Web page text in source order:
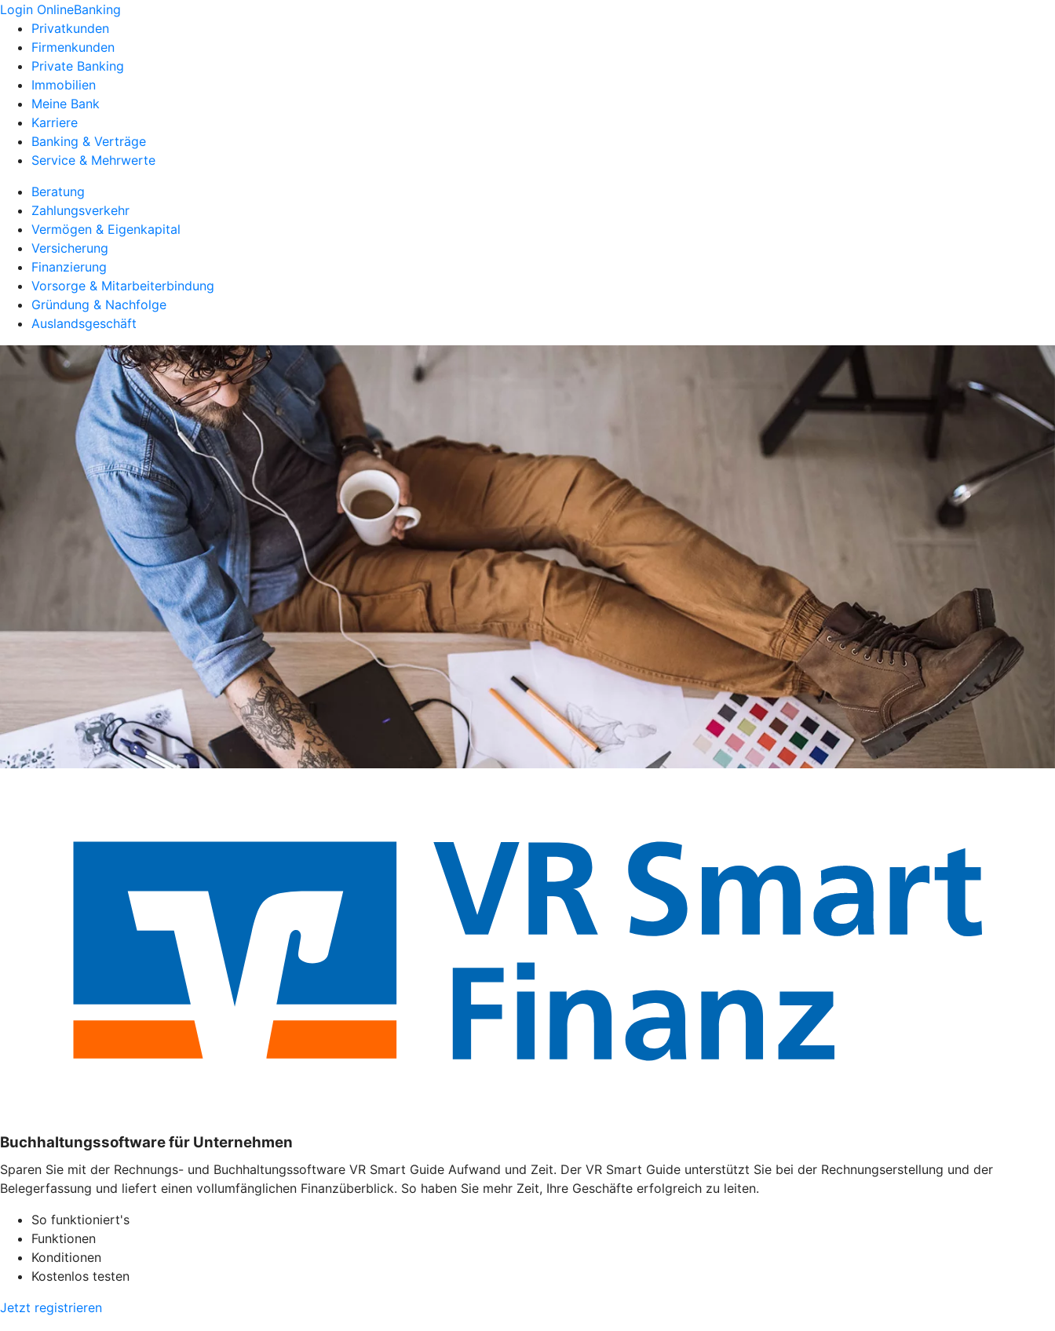
Login OnlineBanking
Privatkunden
Firmenkunden
Private Banking
Immobilien
Meine Bank
Karriere
Banking & Verträge
Service & Mehrwerte
Beratung
Zahlungsverkehr
Vermögen & Eigenkapital
Versicherung
Finanzierung
Vorsorge & Mitarbeiterbindung
Gründung & Nachfolge
Auslandsgeschäft
Buchhaltungssoftware für Unternehmen
Sparen Sie mit der Rechnungs- und Buchhaltungssoftware VR Smart Guide Aufwand und Zeit. Der VR Smart Guide unterstützt Sie bei der Rechnungserstellung und der
Belegerfassung und liefert einen vollumfänglichen Finanzüberblick. So haben Sie mehr Zeit, Ihre Geschäfte erfolgreich zu leiten.
So funktioniert's
Funktionen
Konditionen
Kostenlos testen
Jetzt registrieren